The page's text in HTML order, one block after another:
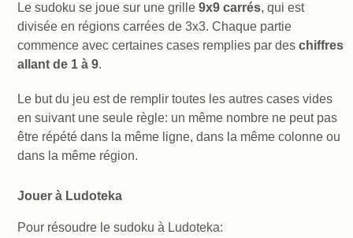
Le sudoku se joue sur une grille 9x9 carrés, qui est
divisée en régions carrées de 3x3. Chaque partie
commence avec certaines cases remplies par des chiffres
allant de 1 à 9.
Le but du jeu est de remplir toutes les autres cases vides
en suivant une seule règle: un même nombre ne peut pas
être répété dans la même ligne, dans la même colonne ou
dans la même région.
Jouer à Ludoteka
Pour résoudre le sudoku à Ludoteka: